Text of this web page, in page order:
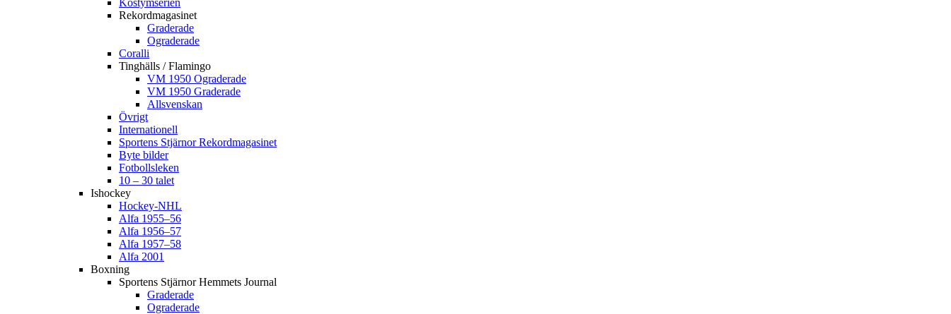
Kostymserien
Rekordmagasinet
Graderade
Ograderade
Coralli
Tinghälls / Flamingo
VM 1950 Ograderade
VM 1950 Graderade
Allsvenskan
Övrigt
Internationell
Sportens Stjärnor Rekordmagasinet
Byte bilder
Fotbollsleken
10 – 30 talet
Ishockey
Hockey-NHL
Alfa 1955–56
Alfa 1956–57
Alfa 1957–58
Alfa 2001
Boxning
Sportens Stjärnor Hemmets Journal
Graderade
Ograderade